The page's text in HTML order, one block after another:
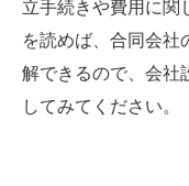
立手続きや費用に関
を読めば、合同会社
解できるので、会社
してみてください。